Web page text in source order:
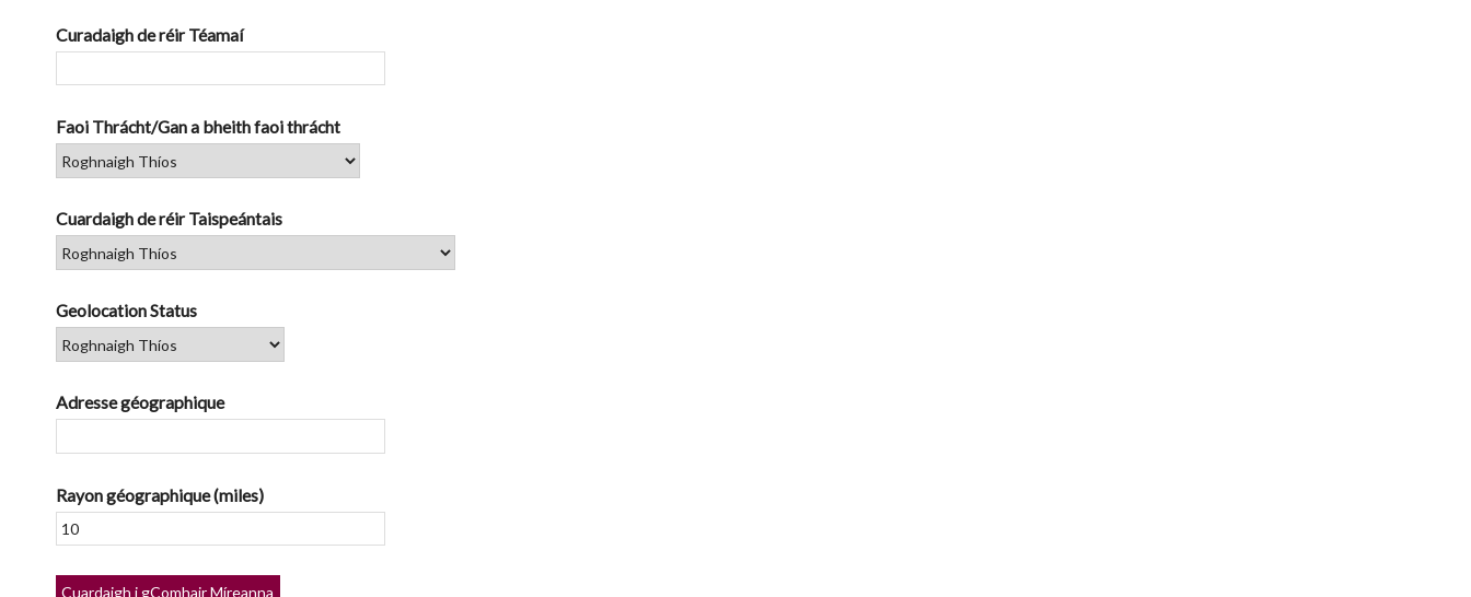
Curadaigh de réir Téamaí
Faoi Thrácht/Gan a bheith faoi thrácht
Cuardaigh de réir Taispeántais
Geolocation Status
Adresse géographique
Rayon géographique (miles)